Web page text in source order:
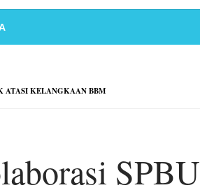
ATASI KELANGKAAN BBM
SPBU